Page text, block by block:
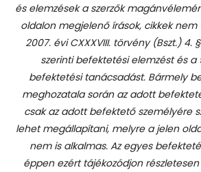
és elemzések a szerzők
oldalon megjelenő írások, cikkek
2007. évi CXXXVIII. törvény (Bszt.) 4.
szerinti befektetési elemzést és a
befektetési tanácsadást. Bármely
meghozatala során az adott
csak az adott befektető személyére
lehet megállapítani, melyre a jelen
nem is alkalmas. Az egyes
éppen ezért tájékozódjon